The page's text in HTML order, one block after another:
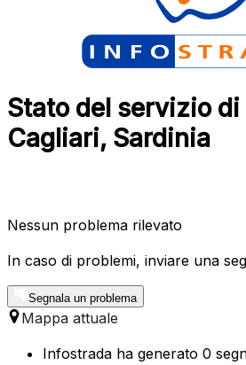
Stato del servizio
Cagliari, Sardinia
Nessun problema rilevato
In caso di problemi, inviare una
Segnala un problema
Mappa attuale
Infostrada ha generato 0